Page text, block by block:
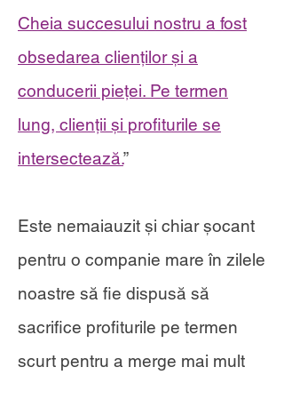
Cheia succesului nostru a fost
obsedarea clienților și a
conducerii pieței. Pe termen
lung, clienții și profiturile se
intersectează.”
Este nemaiauzit și chiar șocant
pentru o companie mare în zilele
noastre să fie dispusă să
sacrifice profiturile pe termen
scurt pentru a merge mai mult